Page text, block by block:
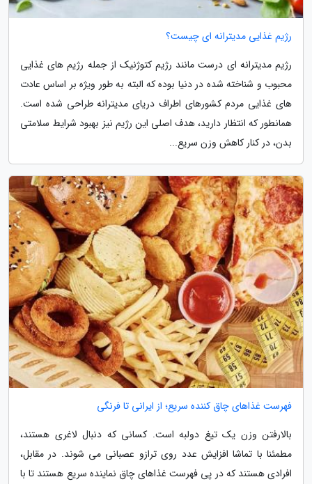
رژیم غذایی مدیترانه ای چیست؟
رژیم مدیترانه ای درست مانند رژیم کتوژنیک از جمله رژیم های غذایی
محبوب و شناخته شده در دنیا بوده که البته به طور ویژه بر اساس عادت
های غذایی مردم کشورهای اطراف دریای مدیترانه طراحی شده است.
همانطور که انتظار دارید، هدف اصلی این رژیم نیز بهبود شرایط سلامتی
بدن، در کنار کاهش وزن سریع...
فهرست غذاهای چاق کننده سریع؛ از ایرانی تا فرنگی
بالارفتن وزن یک تیغ دولبه است. کسانی که دنبال لاغری هستند،
مطمئنا با تماشا افزایش عدد روی ترازو عصبانی می شوند. در مقابل،
افرادی هستند که در پی فهرست غذاهای چاق نماینده سریع هستند تا با